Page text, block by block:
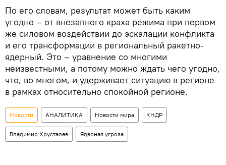
По его словам, результат может быть каким
угодно – от внезапного краха режима при первом
же силовом воздействии до эскалации конфликта
и его трансформации в региональный ракетно-
ядерный. Это – уравнение со многими
неизвестными, а потому можно ждать чего угодно,
что, во многом, и удерживает ситуацию в регионе
в рамках относительно спокойной регионе.
Новости АНАЛИТИКА Новости мира КНДР
Владимир Хрусталев Ядерная угроза